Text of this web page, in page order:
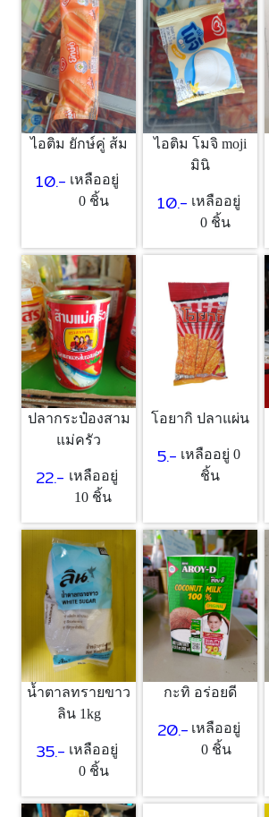
ไอติม ยักษ์คู่ ส้ม
10.- เหลืออยู่
0 ชิ้น
ไอติม โมจิ moji
มินิ
10.- เหลืออยู่
0 ชิ้น
ปลากระป๋องสาม
แม่ครัว
22.- เหลืออยู่
10 ชิ้น
โอยากิ ปลาแผ่น
5.- เหลืออยู่ 0
ชิ้น
น้ำตาลทรายขาว
ลิน 1kg
35.- เหลืออยู่
0 ชิ้น
กะทิ อร่อยดี
20.- เหลืออยู่
0 ชิ้น